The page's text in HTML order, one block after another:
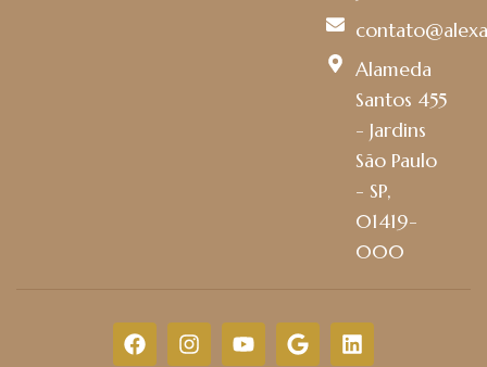
Alameda
Santos 455
- Jardins
São Paulo
- SP,
01419-
000